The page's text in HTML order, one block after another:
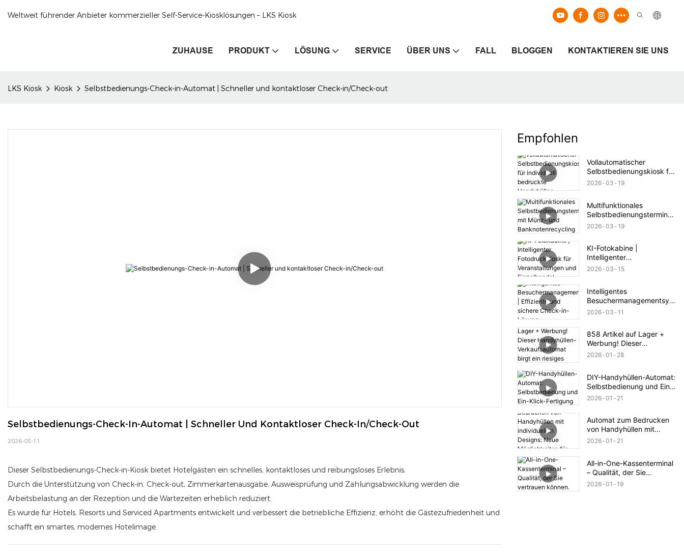
Weltweit führender Anbieter kommerzieller Self-Service-Kiosklösungen – LKS Kiosk
ZUHAUSE PRODUKT LÖSUNG SERVICE ÜBER UNS FALL BLOGGEN KONTAKTIEREN SIE UNS
LKS Kiosk Kiosk Selbstbedienungs-Check-in-Automat | Schneller und kontaktloser Check-in/Check-out
Selbstbedienungs-Check-In-Automat | Schneller Und Kontaktloser Check-In/Check-Out
2026-03-11
Dieser Selbstbedienungs-Check-in-Kiosk bietet Hotelgästen ein schnelles, kontaktloses und reibungsloses Erlebnis.
Durch die Unterstützung von Check-in, Check-out, Zimmerkartenausgabe, Ausweisprüfung und Zahlungsabwicklung werden die
Arbeitsbelastung an der Rezeption und die Wartezeiten erheblich reduziert.
Es wurde für Hotels, Resorts und Serviced Apartments entwickelt und verbessert die betriebliche Effizienz, erhöht die Gästezufriedenheit und
schafft ein smartes, modernes Hotelimage.
Empfohlen
Vollautomatischer
Selbstbedienungskiosk für
individuell bedruckte
2026 03 19
Multifunktionales
Selbstbedienungsterminal
mit Münz- und
2026 03 19
KI-Fotokabine |
Intelligenter
Fotodruckkiosk für
2026 03 15
Intelligentes
Besuchermanagementsyst
em | Effiziente und sichere
2026 03 11
858 Artikel auf Lager +
Werbung! Dieser
Handyhüllen-
Geschäftspotenzial.
2026 01 28
DIY-Handyhüllen-Automat:
Selbstbedienung und Ein-
Klick-Fertigung
2026 01 21
Automat zum Bedrucken
von Handyhüllen mit
individuellen Designs:
2026 01 21
All-in-One-Kassenterminal
– Qualität, der Sie
vertrauen können.
2026 01 19